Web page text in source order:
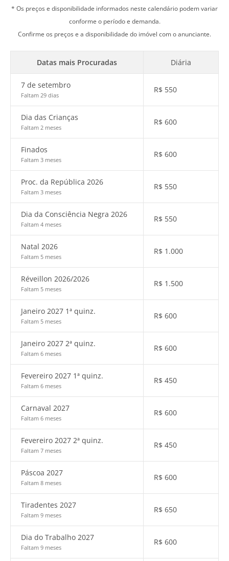
* Os preços e disponibilidade informados neste calendário podem variar
conforme o período e demanda.
Confirme os preços e a disponibilidade do imóvel com o anunciante.
Datas mais Procuradas Diária
7 de setembro
Faltam 29 dias
R$ 550
Dia das Crianças
Faltam 2 meses
R$ 600
Finados
Faltam 3 meses
R$ 600
Proc. da República 2026
Faltam 3 meses
R$ 550
Dia da Consciência Negra 2026
Faltam 4 meses
R$ 550
Natal 2026
Faltam 5 meses
R$ 1.000
Réveillon 2026/2026
Faltam 5 meses
R$ 1.500
Janeiro 2027 1ª quinz.
Faltam 5 meses
R$ 600
Janeiro 2027 2ª quinz.
Faltam 6 meses
R$ 600
Fevereiro 2027 1ª quinz.
Faltam 6 meses
R$ 450
Carnaval 2027
Faltam 6 meses
R$ 600
Fevereiro 2027 2ª quinz.
Faltam 7 meses
R$ 450
Páscoa 2027
Faltam 8 meses
R$ 600
Tiradentes 2027
Faltam 9 meses
R$ 650
Dia do Trabalho 2027
Faltam 9 meses
R$ 600